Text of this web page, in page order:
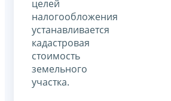
целей
налогообложения
устанавливается
кадастровая
стоимость
земельного
участка.